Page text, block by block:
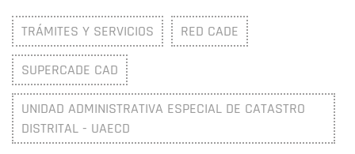
TRÁMITES Y SERVICIOS RED CADE
SUPERCADE CAD
UNIDAD ADMINISTRATIVA ESPECIAL DE CATASTRO
DISTRITAL - UAECD